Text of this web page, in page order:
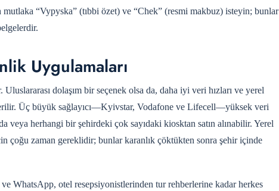
mutlaka “Vypyska” (tıbbi özet) ve “Chek” (resmi makbuz) isteyin; bunlar
Uygulamaları
dolaşım bir seçenek olsa da, daha iyi veri hızları ve yerel
Üç büyük sağlayıcı—Kyivstar, Vodafone ve Lifecell—yüksek veri
veya herhangi bir şehirdeki çok sayıdaki kiosktan satın alınabilir. Yerel
çoğu zaman gereklidir; bunlar karanlık çöktükten sonra şehir içinde
WhatsApp, otel resepsiyonistlerinden tur rehberlerine kadar herkes